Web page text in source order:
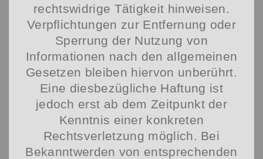
rechtswidrige Tätigkeit hinweisen.
Verpflichtungen zur Entfernung oder
Sperrung der Nutzung von
Informationen nach den allgemeinen
Gesetzen bleiben hiervon unberührt.
Eine diesbezügliche Haftung ist
jedoch erst ab dem Zeitpunkt der
Kenntnis einer konkreten
Rechtsverletzung möglich. Bei
Bekanntwerden von entsprechenden